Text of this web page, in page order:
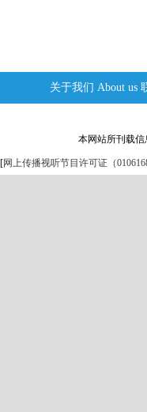
关于我们 About us
本网站所刊载
[网上传播视听节目许可证（